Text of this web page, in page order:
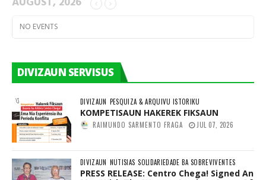
NO EVENTS
DIVIZAUN SERVISUS
DIVIZAUN PESQUIZA & ARQUIVU ISTORIKU
KOMPETISAUN HAKEREK FIKSAUN
RAIMUNDO SARMENTO FRAGA JUL 07, 2026
DIVIZAUN NUTISIAS SOLIDARIEDADE BA SOBREVIVENTES
PRESS RELEASE: Centro Chega! Signed An